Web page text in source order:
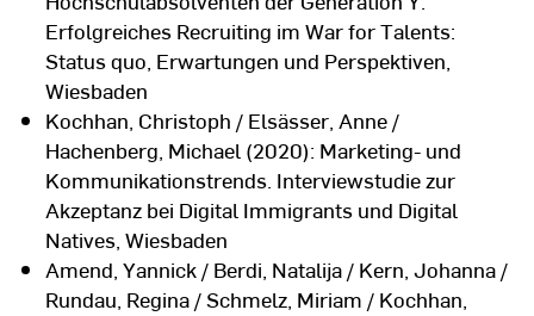
Erfolgreiches Recruiting im War for Talents:
Status quo, Erwartungen und Perspektiven,
Wiesbaden
Kochhan, Christoph / Elsässer, Anne /
Hachenberg, Michael (2020): Marketing- und
Kommunikationstrends. Interviewstudie zur
Akzeptanz bei Digital Immigrants und Digital
Natives, Wiesbaden
Amend, Yannick / Berdi, Natalija / Kern, Johanna /
Rundau, Regina / Schmelz, Miriam / Kochhan,